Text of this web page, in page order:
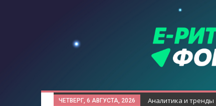
ЧЕТВЕРГ, 6 АВГУСТА, 2026 Аналитика и тренды